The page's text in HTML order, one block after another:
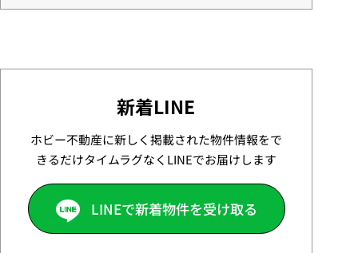
新着LINE
ホビー不動産に新しく掲載された物件情報をで
きるだけタイムラグなくLINEでお届けします
LINEで新着物件を受け取る